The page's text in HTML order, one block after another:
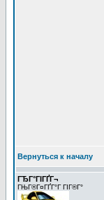
Вернуться к началу
ГЂГ°ГІГҐГ¬
ГЊГ®Г¤ГҐГ°Г ГІГ®Г°